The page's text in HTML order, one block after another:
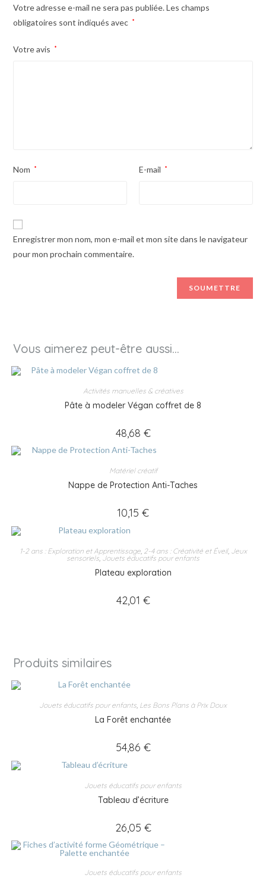
Votre adresse e-mail ne sera pas publiée. Les champs
obligatoires sont indiqués avec *
Votre avis *
Nom * E-mail *
Enregistrer mon nom, mon e-mail et mon site dans le navigateur
pour mon prochain commentaire.
Vous aimerez peut-être aussi…
Activités manuelles & créatives
Pâte à modeler Végan coffret de 8
48,68 €
Matériel créatif
Nappe de Protection Anti-Taches
10,15 €
1-2 ans : Exploration et Apprentissage, 2-4 ans : Créativité et Éveil, Jeux
sensoriels Jouets éducatifs pour enfants
Plateau exploration
42,01 €
Produits similaires
Jouets éducatifs pour enfants, Les Bons Plans à Prix Doux
La Forêt enchantée
54,86 €
Jouets éducatifs pour enfants
Tableau d’écriture
26,05 €
Jouets éducatifs pour enfants